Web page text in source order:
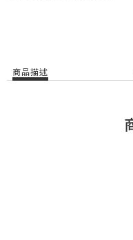
商品描述